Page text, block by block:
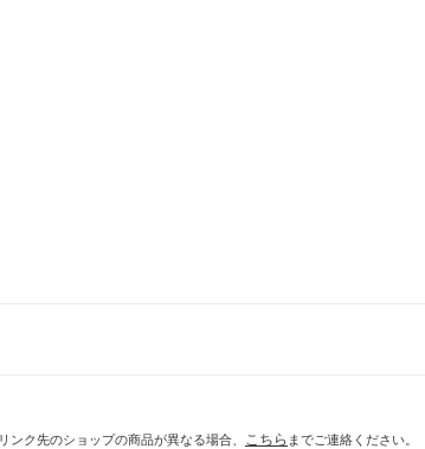
ク先のショップの商品が異なる場合、 こちら までご連絡ください。